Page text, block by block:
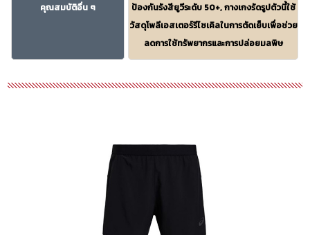
คุณสมบัติอื่น ๆ
ป้องกันรังสียูวีระดับ 50+, กางเกงรัดรูปตัวนี้ใช้
วัสดุโพลีเอสเตอร์รีไซเคิลในการตัดเย็บเพื่อช่วย
ลดการใช้ทรัพยากรและการปล่อยมลพิษ